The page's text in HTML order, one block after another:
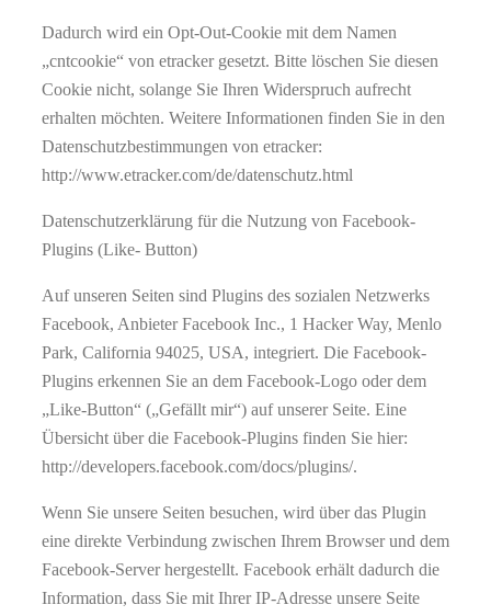
Dadurch wird ein Opt-Out-Cookie mit dem Namen
„cntcookie“ von etracker gesetzt. Bitte löschen Sie diesen
Cookie nicht, solange Sie Ihren Widerspruch aufrecht
erhalten möchten. Weitere Informationen finden Sie in den
Datenschutzbestimmungen von etracker:
http://www.etracker.com/de/datenschutz.html
Datenschutzerklärung für die Nutzung von Facebook-
Plugins (Like- Button)
Auf unseren Seiten sind Plugins des sozialen Netzwerks
Facebook, Anbieter Facebook Inc., 1 Hacker Way, Menlo
Park, California 94025, USA, integriert. Die Facebook-
Plugins erkennen Sie an dem Facebook-Logo oder dem
„Like-Button“ („Gefällt mir“) auf unserer Seite. Eine
Übersicht über die Facebook-Plugins finden Sie hier:
http://developers.facebook.com/docs/plugins/.
Wenn Sie unsere Seiten besuchen, wird über das Plugin
eine direkte Verbindung zwischen Ihrem Browser und dem
Facebook-Server hergestellt. Facebook erhält dadurch die
Information, dass Sie mit Ihrer IP-Adresse unsere Seite